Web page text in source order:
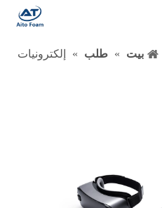
بيت » طلب » إلكترونيات